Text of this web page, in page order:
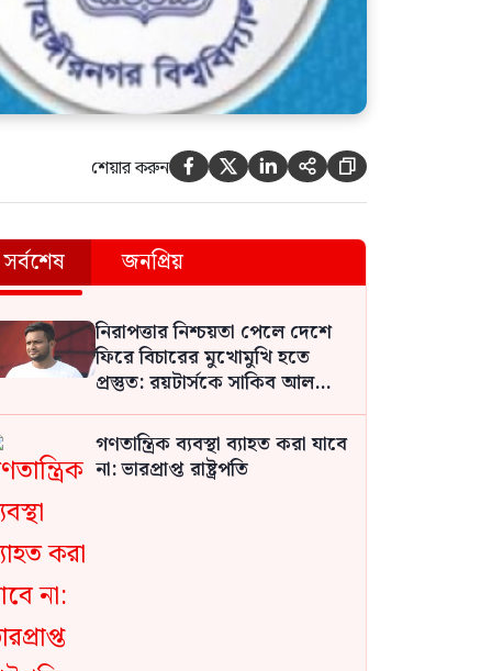
শেয়ার করুন     
সর্বশেষ জনপ্রিয়
নিরাপত্তার নিশ্চয়তা পেলে দেশে
ফিরে বিচারের মুখোমুখি হতে
প্রস্তুত: রয়টার্সকে সাকিব আল
হাসান
গণতান্ত্রিক ব্যবস্থা ব্যাহত করা যাবে
না: ভারপ্রাপ্ত রাষ্ট্রপতি